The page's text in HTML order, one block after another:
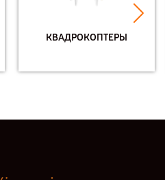
КВАДРОКОПТЕРЫ